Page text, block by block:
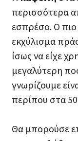
περισσότερα
εσπρέσο. Ο πιο
εκχύλισμα
ίσως να είχε
μεγαλύτερη
γνωρίζουμε
περίπου στα
Θα μπορούσε